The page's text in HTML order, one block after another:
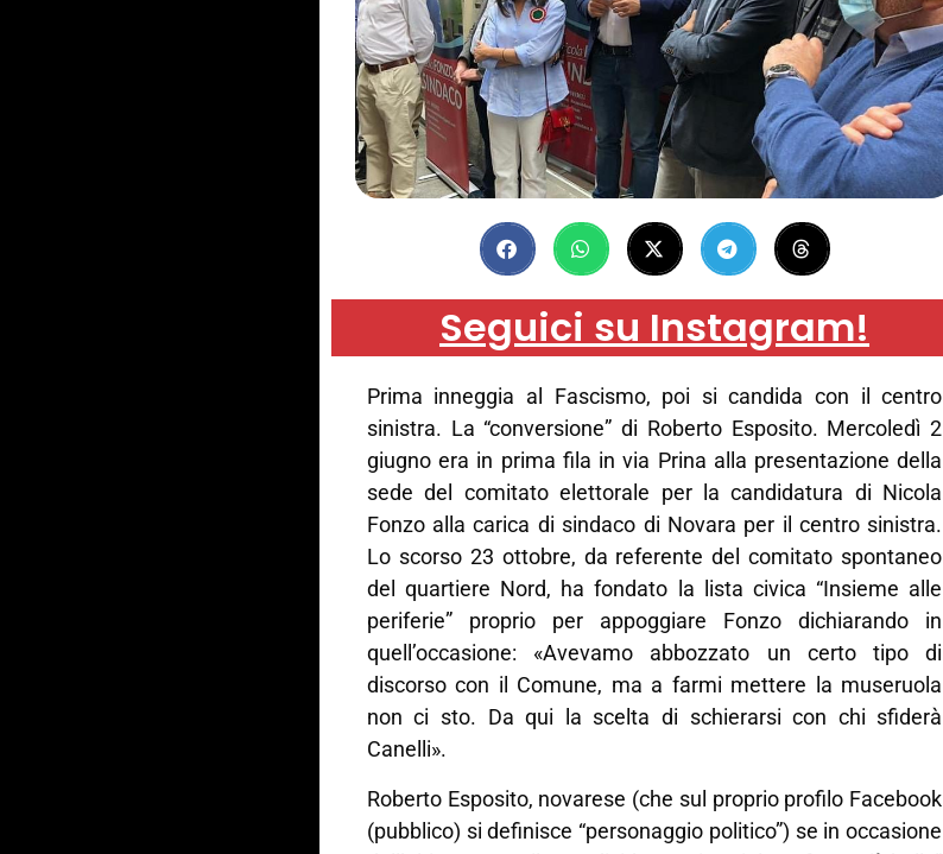
Seguici su Instagram!
Prima inneggia al Fascismo, poi si candida con il centro
sinistra. La “conversione” di Roberto Esposito. Mercoledì 2
giugno era in prima fila in via Prina alla presentazione della
sede del comitato elettorale per la candidatura di Nicola
Fonzo alla carica di sindaco di Novara per il centro sinistra.
Lo scorso 23 ottobre, da referente del comitato spontaneo
del quartiere Nord, ha fondato la lista civica “Insieme alle
periferie” proprio per appoggiare Fonzo dichiarando in
quell’occasione: «Avevamo abbozzato un certo tipo di
discorso con il Comune, ma a farmi mettere la museruola
non ci sto. Da qui la scelta di schierarsi con chi sfiderà
Canelli».
Roberto Esposito, novarese (che sul proprio profilo Facebook
(pubblico) si definisce “personaggio politico”) se in occasione